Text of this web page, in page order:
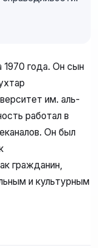
1970 года. Он сын
им. аль-
работал в
Он был
гражданин,
и культурным